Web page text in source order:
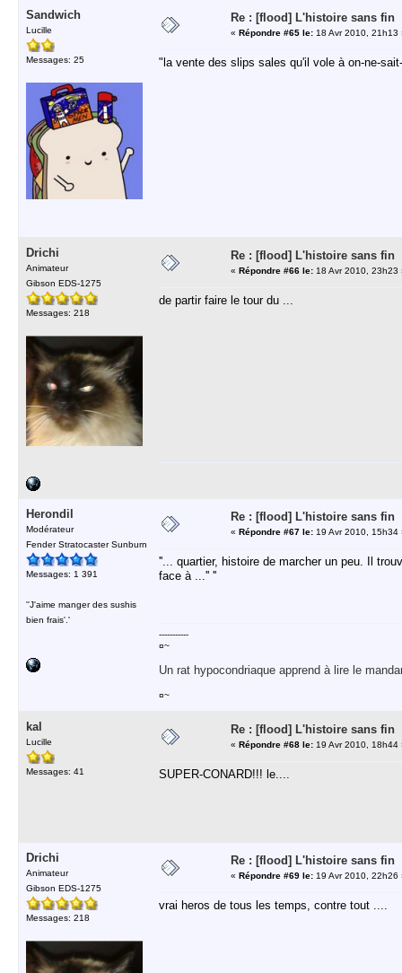
Sandwich
Lucille
Messages: 25
Re : [flood] L'histoire sans fin
« Répondre #65 le: 18 Avr 2010, 21h13
"la vente des slips sales qu'il vole à on-ne-
Drichi
Animateur
Gibson EDS-1275
Messages: 218
Re : [flood] L'histoire sans fin
« Répondre #66 le: 18 Avr 2010, 23h23
de partir faire le tour du ...
Herondil
Modérateur
Fender Stratocaster Sunburn
Messages: 1 391
''J'aime manger des sushis
bien frais'.'
Re : [flood] L'histoire sans fin
« Répondre #67 le: 19 Avr 2010, 15h34
''... quartier, histoire de marcher un peu. Il
face à ...'' ''
-----------
¤~
Un rat hypocondriaque apprend à lire le
¤~
kal
Lucille
Messages: 41
Re : [flood] L'histoire sans fin
« Répondre #68 le: 19 Avr 2010, 18h44
SUPER-CONARD!!! le....
Drichi
Animateur
Gibson EDS-1275
Messages: 218
Re : [flood] L'histoire sans fin
« Répondre #69 le: 19 Avr 2010, 22h26
vrai heros de tous les temps, contre tout ....